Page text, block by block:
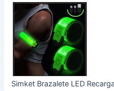
Simket Brazalete LED